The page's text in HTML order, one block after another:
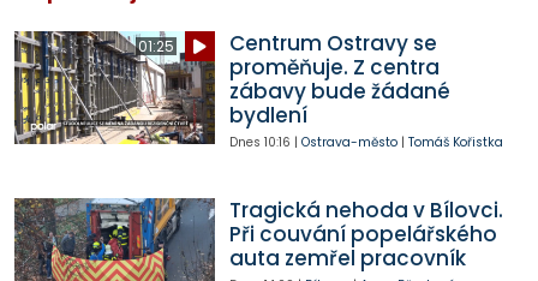
01:25
Centrum Ostravy se
proměňuje. Z centra
zábavy bude žádané
bydlení
Dnes 10:16 | Ostrava-město| Tomáš Kořistka
Tragická nehoda v Bílovci.
Při couvání popelářského
auta zemřel pracovník